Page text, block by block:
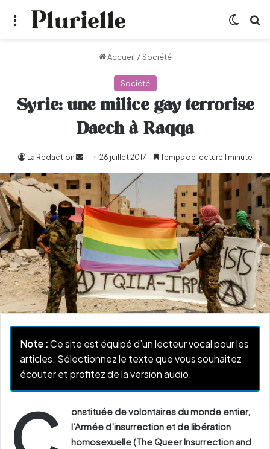
Menu
Accueil / Société
Société
Syrie: une milice gay terrorise
Daech à Raqqa
La Redaction
Envoyer
un
courriel
26 juillet 2017 Temps de lecture 1 minute
Note :Ce site est équipé d’un lecteur vocal pour les
articles. Sélectionnez le texte que vous souhaitez
écouter et profitez de la version audio.
onstituée de volontaires du monde entier,
l’Armée d’insurrection et de libération
homosexuelle (The Queer Insurrection and